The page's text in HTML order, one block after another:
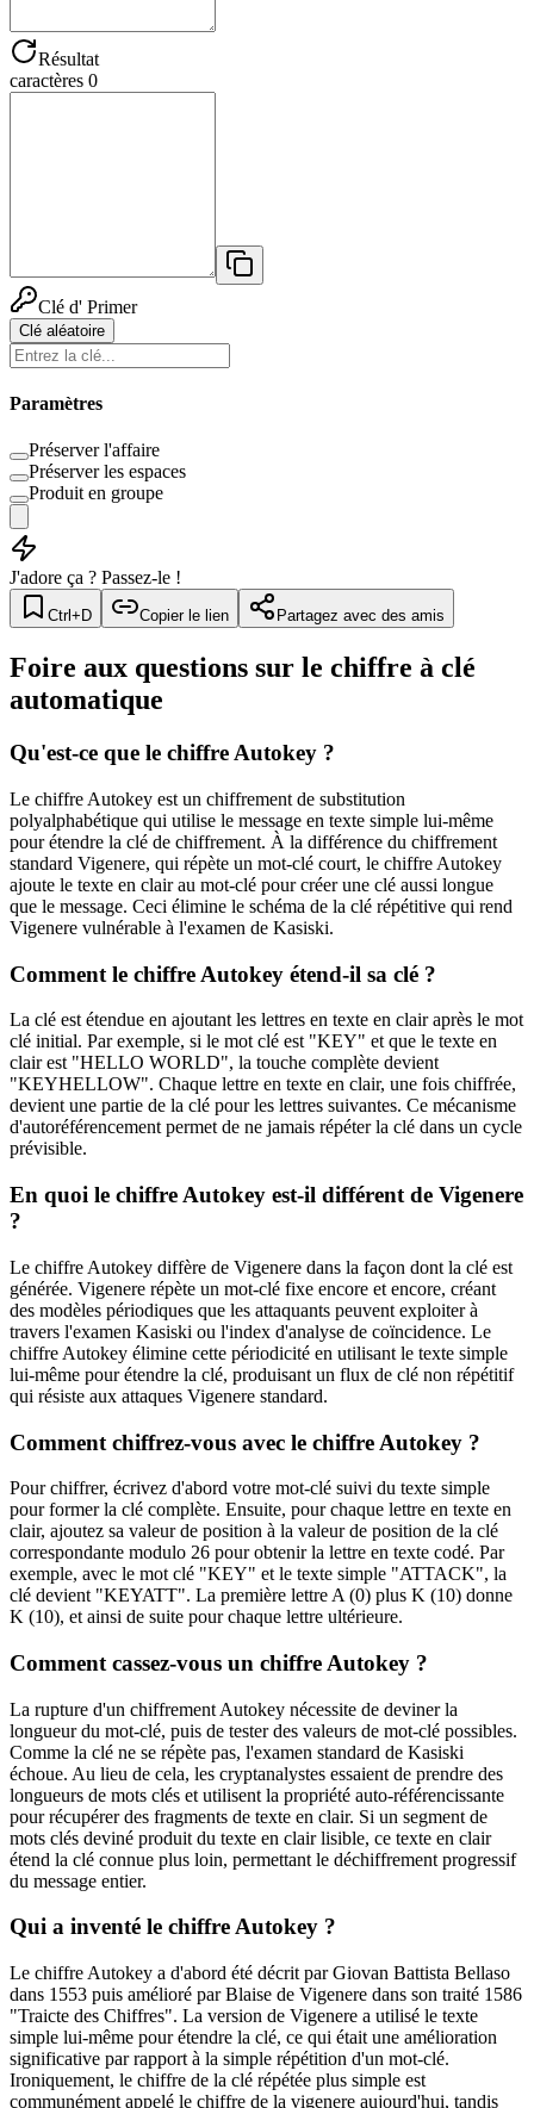
Résultat
caractères 0
Clé d' Primer
Clé aléatoire
Paramètres
Préserver l'affaire
Préserver les espaces
Produit en groupe
J'adore ça ? Passez-le !
Ctrl+D Copier le lien Partagez avec des amis
Foire aux questions sur le chiffre à clé
automatique
Qu'est-ce que le chiffre Autokey ?
Le chiffre Autokey est un chiffrement de substitution
polyalphabétique qui utilise le message en texte simple lui-même
pour étendre la clé de chiffrement. À la différence du chiffrement
standard Vigenere, qui répète un mot-clé court, le chiffre Autokey
ajoute le texte en clair au mot-clé pour créer une clé aussi longue
que le message. Ceci élimine le schéma de la clé répétitive qui rend
Vigenere vulnérable à l'examen de Kasiski.
Comment le chiffre Autokey étend-il sa clé ?
La clé est étendue en ajoutant les lettres en texte en clair après le mot
clé initial. Par exemple, si le mot clé est "KEY" et que le texte en
clair est "HELLO WORLD", la touche complète devient
"KEYHELLOW". Chaque lettre en texte en clair, une fois chiffrée,
devient une partie de la clé pour les lettres suivantes. Ce mécanisme
d'autoréférencement permet de ne jamais répéter la clé dans un cycle
prévisible.
En quoi le chiffre Autokey est-il différent de Vigenere
?
Le chiffre Autokey diffère de Vigenere dans la façon dont la clé est
générée. Vigenere répète un mot-clé fixe encore et encore, créant
des modèles périodiques que les attaquants peuvent exploiter à
travers l'examen Kasiski ou l'index d'analyse de coïncidence. Le
chiffre Autokey élimine cette périodicité en utilisant le texte simple
lui-même pour étendre la clé, produisant un flux de clé non répétitif
qui résiste aux attaques Vigenere standard.
Comment chiffrez-vous avec le chiffre Autokey ?
Pour chiffrer, écrivez d'abord votre mot-clé suivi du texte simple
pour former la clé complète. Ensuite, pour chaque lettre en texte en
clair, ajoutez sa valeur de position à la valeur de position de la clé
correspondante modulo 26 pour obtenir la lettre en texte codé. Par
exemple, avec le mot clé "KEY" et le texte simple "ATTACK", la
clé devient "KEYATT". La première lettre A (0) plus K (10) donne
K (10), et ainsi de suite pour chaque lettre ultérieure.
Comment cassez-vous un chiffre Autokey ?
La rupture d'un chiffrement Autokey nécessite de deviner la
longueur du mot-clé, puis de tester des valeurs de mot-clé possibles.
Comme la clé ne se répète pas, l'examen standard de Kasiski
échoue. Au lieu de cela, les cryptanalystes essaient de prendre des
longueurs de mots clés et utilisent la propriété auto-référencissante
pour récupérer des fragments de texte en clair. Si un segment de
mots clés deviné produit du texte en clair lisible, ce texte en clair
étend la clé connue plus loin, permettant le déchiffrement progressif
du message entier.
Qui a inventé le chiffre Autokey ?
Le chiffre Autokey a d'abord été décrit par Giovan Battista Bellaso
dans 1553 puis amélioré par Blaise de Vigenere dans son traité 1586
"Traicte des Chiffres". La version de Vigenere a utilisé le texte
simple lui-même pour étendre la clé, ce qui était une amélioration
significative par rapport à la simple répétition d'un mot-clé.
Ironiquement, le chiffre de la clé répétée plus simple est
communément appelé le chiffre de la vigenere aujourd'hui, tandis